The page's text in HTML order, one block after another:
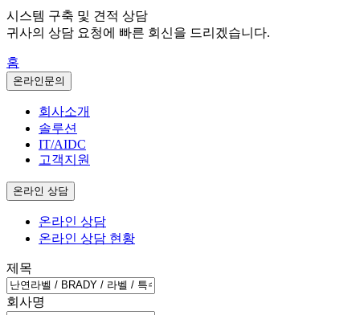
시스템 구축 및 견적 상담
귀사의 상담 요청에 빠른 회신을 드리겠습니다.
홈
온라인문의
회사소개
솔루션
IT/AIDC
고객지원
온라인 상담
온라인 상담
온라인 상담 현황
제목
회사명